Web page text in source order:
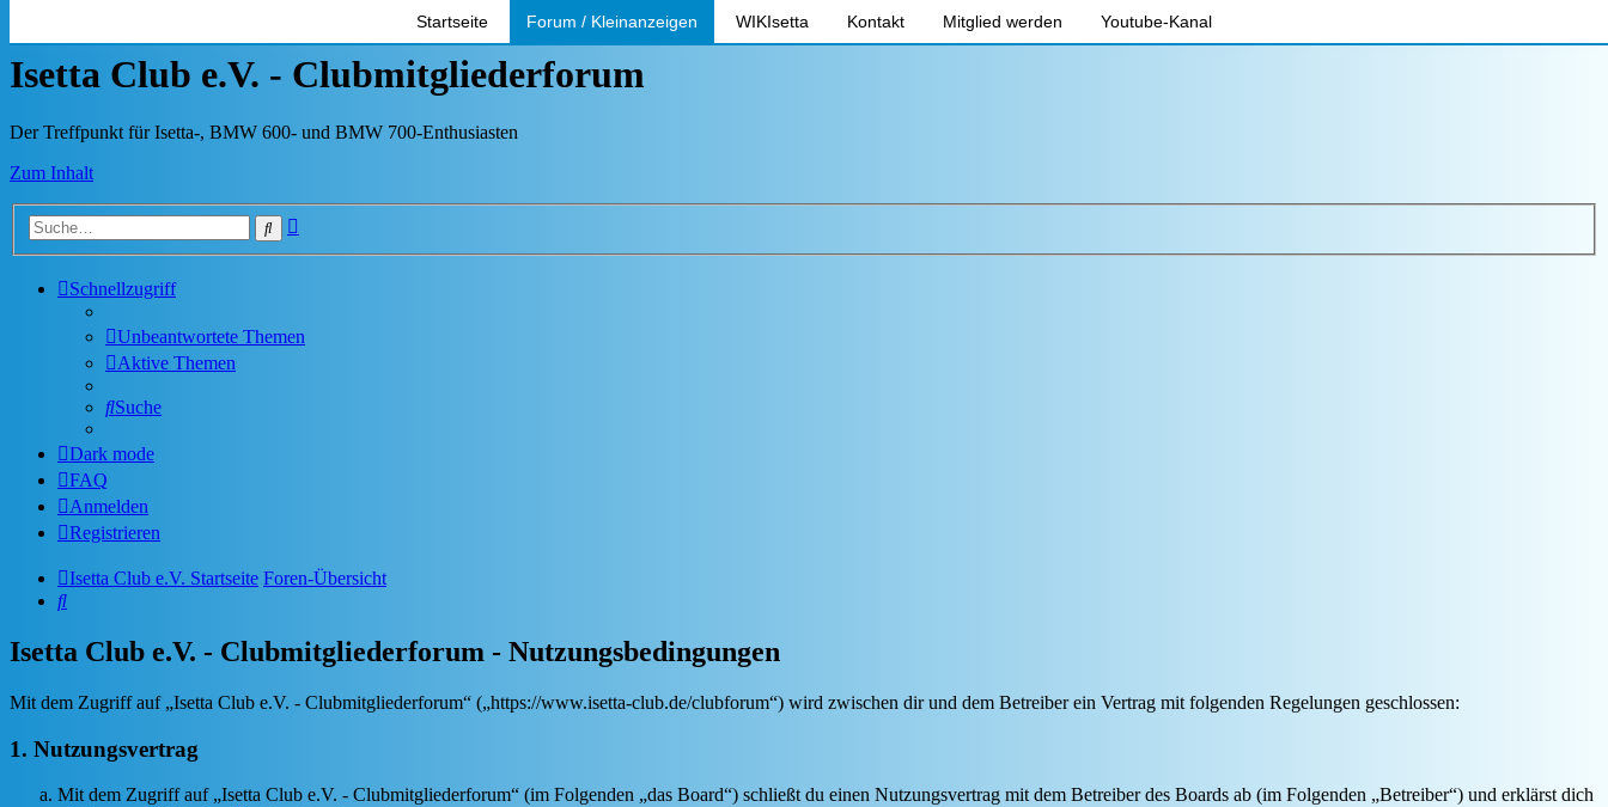
Startseite Forum / Kleinanzeigen WIKIsetta Kontakt Mitglied werden Youtube-Kanal
Isetta Club e.V. - Clubmitgliederforum
Der Treffpunkt für Isetta-, BMW 600- und BMW 700-Enthusiasten
Zum Inhalt
Suche
Schnellzugriff
Unbeantwortete Themen
Aktive Themen
Suche
Dark mode
FAQ
Anmelden
Registrieren
Isetta Club e.V. Startseite Foren-Übersicht
Suche
Isetta Club e.V. - Clubmitgliederforum - Nutzungsbedingungen
Mit dem Zugriff auf „Isetta Club e.V. - Clubmitgliederforum“ („https://www.isetta-club.de/clubforum“) wird zwischen dir und dem Betreiber ein Vertrag mit folgenden Regelungen geschlossen:
1. Nutzungsvertrag
Mit dem Zugriff auf „Isetta Club e.V. - Clubmitgliederforum“ (im Folgenden „das Board“) schließt du einen Nutzungsvertrag mit dem Betreiber des Boards ab (im Folgenden „Betreiber“) und erklärst dich